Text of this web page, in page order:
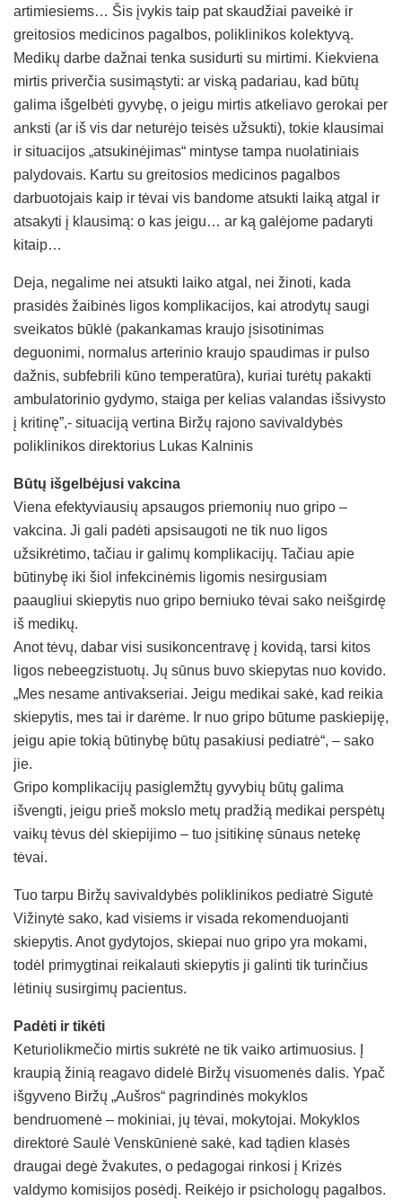
artimiesiems… Šis įvykis taip pat skaudžiai paveikė ir
greitosios medicinos pagalbos, poliklinikos kolektyvą.
Medikų darbe dažnai tenka susidurti su mirtimi. Kiekviena
mirtis priverčia susimąstyti: ar viską padariau, kad būtų
galima išgelbėti gyvybę, o jeigu mirtis atkeliavo gerokai per
anksti (ar iš vis dar neturėjo teisės užsukti), tokie klausimai
ir situacijos „atsukinėjimas“ mintyse tampa nuolatiniais
palydovais. Kartu su greitosios medicinos pagalbos
darbuotojais kaip ir tėvai vis bandome atsukti laiką atgal ir
atsakyti į klausimą: o kas jeigu… ar ką galėjome padaryti
kitaip…
Deja, negalime nei atsukti laiko atgal, nei žinoti, kada
prasidės žaibinės ligos komplikacijos, kai atrodytų saugi
sveikatos būklė (pakankamas kraujo įsisotinimas
deguonimi, normalus arterinio kraujo spaudimas ir pulso
dažnis, subfebrili kūno temperatūra), kuriai turėtų pakakti
ambulatorinio gydymo, staiga per kelias valandas išsivysto
į kritinę”,- situaciją vertina Biržų rajono savivaldybės
poliklinikos direktorius Lukas Kalninis
Būtų išgelbėjusi vakcina
Viena efektyviausių apsaugos priemonių nuo gripo –
vakcina. Ji gali padėti apsisaugoti ne tik nuo ligos
užsikrėtimo, tačiau ir galimų komplikacijų. Tačiau apie
būtinybę iki šiol infekcinėmis ligomis nesirgusiam
paaugliui skiepytis nuo gripo berniuko tėvai sako neišgirdę
iš medikų.
Anot tėvų, dabar visi susikoncentravę į kovidą, tarsi kitos
ligos nebeegzistuotų. Jų sūnus buvo skiepytas nuo kovido.
„Mes nesame antivakseriai. Jeigu medikai sakė, kad reikia
skiepytis, mes tai ir darėme. Ir nuo gripo būtume paskiepiję,
jeigu apie tokią būtinybę būtų pasakiusi pediatrė“, – sako
jie.
Gripo komplikacijų pasiglemžtų gyvybių būtų galima
išvengti, jeigu prieš mokslo metų pradžią medikai perspėtų
vaikų tėvus dėl skiepijimo – tuo įsitikinę sūnaus netekę
tėvai.
Tuo tarpu Biržų savivaldybės poliklinikos pediatrė Sigutė
Vižinytė sako, kad visiems ir visada rekomenduojanti
skiepytis. Anot gydytojos, skiepai nuo gripo yra mokami,
todėl primygtinai reikalauti skiepytis ji galinti tik turinčius
lėtinių susirgimų pacientus.
Padėti ir tikėti
Keturiolikmečio mirtis sukrėtė ne tik vaiko artimuosius. Į
kraupią žinią reagavo didelė Biržų visuomenės dalis. Ypač
išgyveno Biržų „Aušros“ pagrindinės mokyklos
bendruomenė – mokiniai, jų tėvai, mokytojai. Mokyklos
direktorė Saulė Venskūnienė sakė, kad tądien klasės
draugai degė žvakutes, o pedagogai rinkosi į Krizės
valdymo komisijos posėdį. Reikėjo ir psichologų pagalbos.